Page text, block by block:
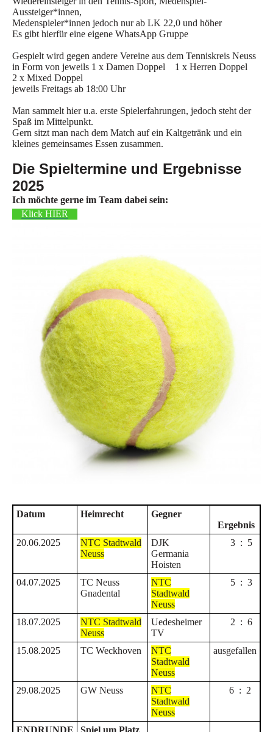
Aussteiger*innen,
Medenspieler*innen jedoch nur ab LK 22,0 und höher
Es gibt hierfür eine eigene WhatsApp Gruppe
Gespielt wird gegen andere Vereine aus dem Tenniskreis Neuss
in Form von jeweils 1 x Damen Doppel 1 x Herren Doppel
2 x Mixed Doppel
jeweils Freitags ab 18:00 Uhr
Man sammelt hier u.a. erste Spielerfahrungen, jedoch steht der
Spaß im Mittelpunkt.
Gern sitzt man nach dem Match auf ein Kaltgetränk und ein
kleines gemeinsames Essen zusammen.
Die Spieltermine und Ergebnisse
2025
Ich möchte gerne im Team dabei sein:
Klick HIER
Datum Heimrecht
Gegner
Ergebnis
20.06.2025
NTC Stadtwald
Neuss
DJK
Germania
Hoisten
3 : 5
04.07.2025
TC Neuss
Gnadental
NTC
Stadtwald
Neuss
5 : 3
18.07.2025
NTC Stadtwald
Neuss
Uedesheimer
TV
2 : 6
15.08.2025 TC Weckhoven
NTC
Stadtwald
Neuss
ausgefallen
29.08.2025 GW Neuss
NTC
Stadtwald
Neuss
6 : 2
ENDRUNDE Spiel um Platz